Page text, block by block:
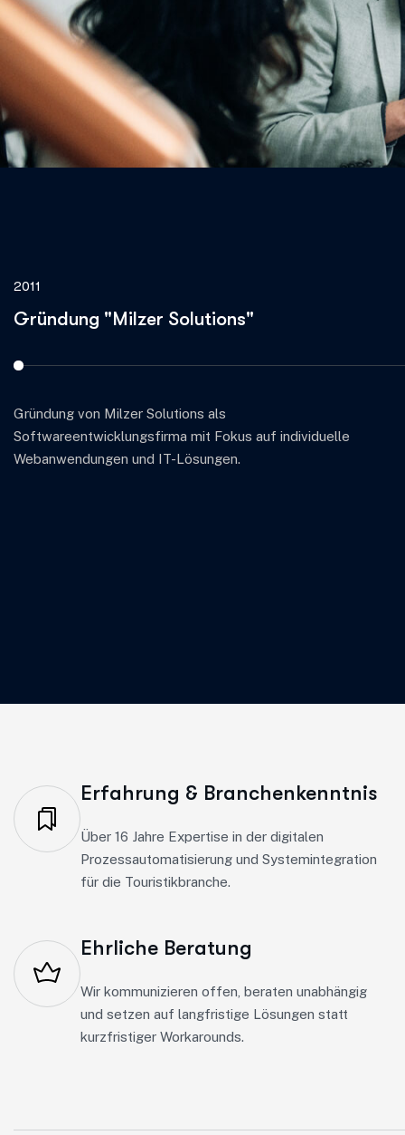
2011
Gründung "Milzer Solutions"
Gründung von Milzer Solutions als
Softwareentwicklungsfirma mit Fokus auf individuelle
Webanwendungen und IT-Lösungen.
Erfahrung & Branchenkenntnis
Über 16 Jahre Expertise in der digitalen
Prozessautomatisierung und Systemintegration
für die Touristikbranche.
Ehrliche Beratung
Wir kommunizieren offen, beraten unabhängig
und setzen auf langfristige Lösungen statt
kurzfristiger Workarounds.